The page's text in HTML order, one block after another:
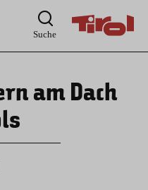
Suche
am Dach